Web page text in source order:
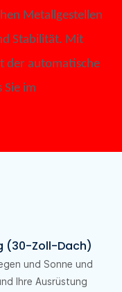
Metallgestellen
Stabilität. Mit
der automatische
Sie im
(30-Zoll-Dach)
und Sonne und
Ihre Ausrüstung